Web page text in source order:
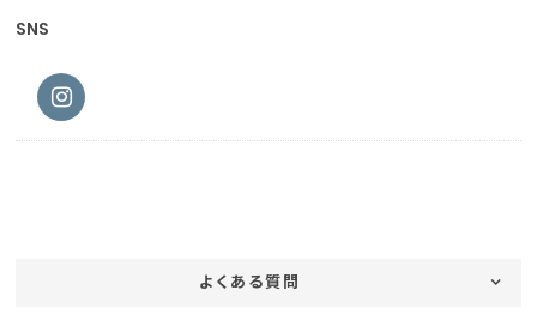
SNS
よくある質問